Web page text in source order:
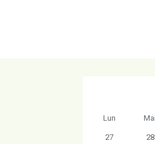
Lun
27
28